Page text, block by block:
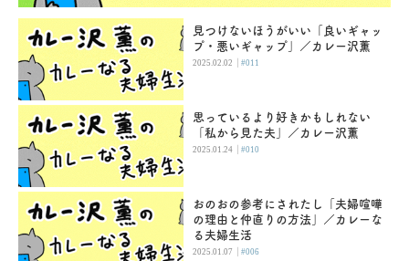
見つけないほうがいい「良いギャッ
プ・悪いギャップ」／カレー沢薫
2025.02.02 |#011
思っているより好きかもしれない
「私から見た夫」／カレー沢薫
2025.01.24 |#010
おのおの参考にされたし「夫婦喧嘩
の理由と仲直りの方法」／カレーな
る夫婦生活
2025.01.07 |#006